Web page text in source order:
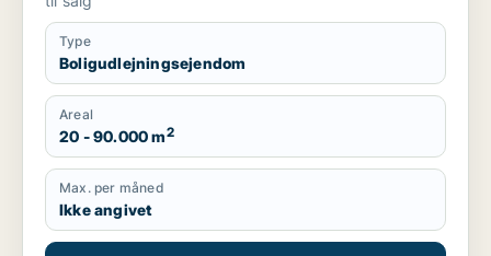
Type
Boligudlejningsejendom
Areal
20 - 90.000 m2
Max. per måned
Ikke angivet